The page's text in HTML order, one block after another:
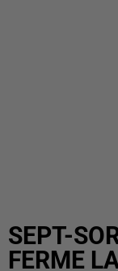
SEPT-
FERME